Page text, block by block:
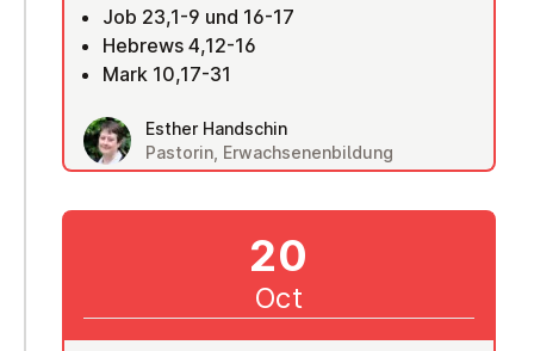
Job 23,1-9 und 16-17
Hebrews 4,12-16
Mark 10,17-31
Esther Handschin
Pastorin, Erwachsenenbildung
20
Oct